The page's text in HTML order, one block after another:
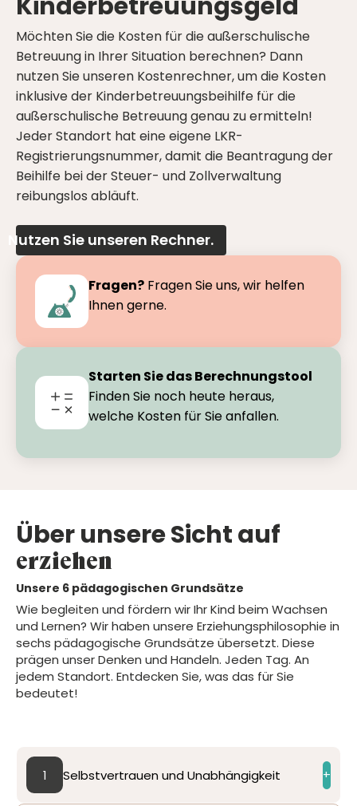
Möchten Sie die Kosten für die außerschulische
Betreuung in Ihrer Situation berechnen? Dann
nutzen Sie unseren Kostenrechner, um die Kosten
inklusive der Kinderbetreuungsbeihilfe für die
außerschulische Betreuung genau zu ermitteln!
Jeder Standort hat eine eigene LKR-
Registrierungsnummer, damit die Beantragung der
Beihilfe bei der Steuer- und Zollverwaltung
reibungslos abläuft.
Nutzen Sie unseren Rechner.
Fragen? Fragen Sie uns, wir helfen
Ihnen gerne.
Starten Sie das Berechnungstool
Finden Sie noch heute heraus,
welche Kosten für Sie anfallen.
Über unsere Sicht auf
erziehen
Unsere 6 pädagogischen Grundsätze
Wie begleiten und fördern wir Ihr Kind beim Wachsen
und Lernen? Wir haben unsere Erziehungsphilosophie in
sechs pädagogische Grundsätze übersetzt. Diese
prägen unser Denken und Handeln. Jeden Tag. An
jedem Standort. Entdecken Sie, was das für Sie
bedeutet!
1 Selbstvertrauen und Unabhängigkeit